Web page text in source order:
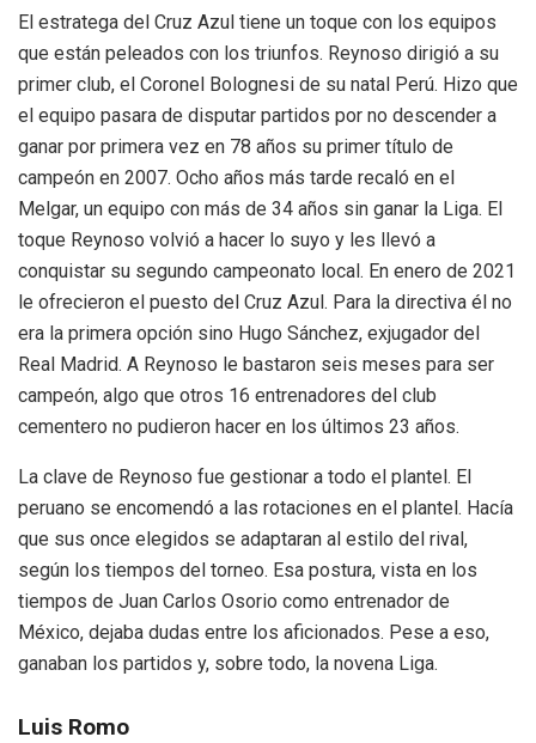
El estratega del Cruz Azul tiene un toque con los equipos
que están peleados con los triunfos. Reynoso dirigió a su
primer club, el Coronel Bolognesi de su natal Perú. Hizo que
el equipo pasara de disputar partidos por no descender a
ganar por primera vez en 78 años su primer título de
campeón en 2007. Ocho años más tarde recaló en el
Melgar, un equipo con más de 34 años sin ganar la Liga. El
toque Reynoso volvió a hacer lo suyo y les llevó a
conquistar su segundo campeonato local. En enero de 2021
le ofrecieron el puesto del Cruz Azul. Para la directiva él no
era la primera opción sino Hugo Sánchez, exjugador del
Real Madrid. A Reynoso le bastaron seis meses para ser
campeón, algo que otros 16 entrenadores del club
cementero no pudieron hacer en los últimos 23 años.
La clave de Reynoso fue gestionar a todo el plantel. El
peruano se encomendó a las rotaciones en el plantel. Hacía
que sus once elegidos se adaptaran al estilo del rival,
según los tiempos del torneo. Esa postura, vista en los
tiempos de Juan Carlos Osorio como entrenador de
México, dejaba dudas entre los aficionados. Pese a eso,
ganaban los partidos y, sobre todo, la novena Liga.
Luis Romo